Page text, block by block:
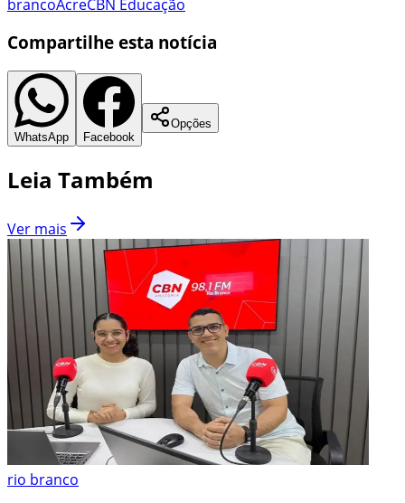
brancoAcreCBN Educação
Compartilhe esta notícia
WhatsApp Facebook
Opções
Leia Também
Ver mais
rio branco